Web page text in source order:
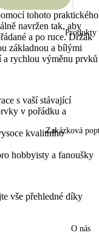
Produkty
Zakázková
O nás
tohoto praktického
navržen tak, aby
a po ruce. Držák
základnou a bílými
a rychlou výměnu prvků
s vaší stávající
v pořádku a
kvalitního
hobbyisty a fanoušky
vše přehledné díky